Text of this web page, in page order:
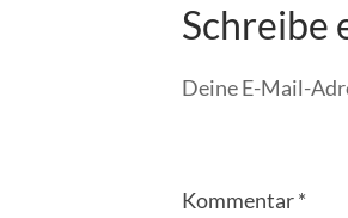
Schreibe
Deine E-Mail-
Kommentar*